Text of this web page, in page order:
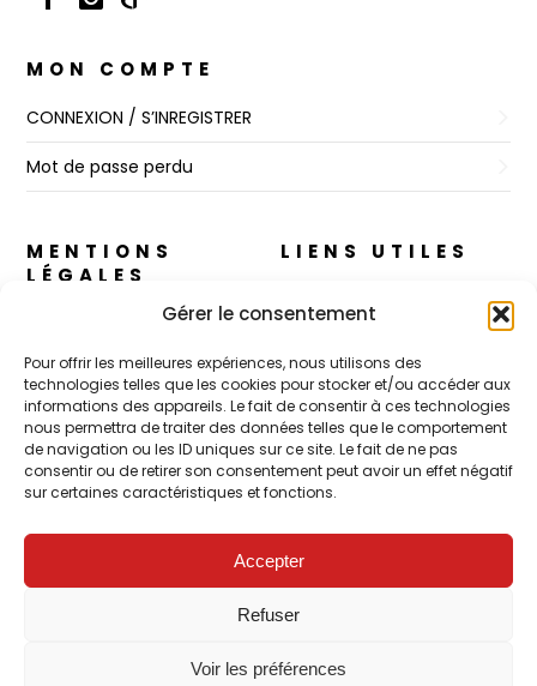
Gérer le consentement
Pour offrir les meilleures expériences, nous utilisons des
technologies telles que les cookies pour stocker et/ou accéder aux
informations des appareils. Le fait de consentir à ces technologies
nous permettra de traiter des données telles que le comportement
de navigation ou les ID uniques sur ce site. Le fait de ne pas
consentir ou de retirer son consentement peut avoir un effet négatif
sur certaines caractéristiques et fonctions.
Accepter
Refuser
Voir les préférences
MON COMPTE
CONNEXION / S’INREGISTRER
Mot de passe perdu
MENTIONS
LÉGALES
Règles de Confidentialité
CGV
Mentions Légales
Politique de cookies (UE)
LIENS UTILES
CJ Skin – Le Concept
Contact
POUR LES PROS
FORMATION – Udef Academy